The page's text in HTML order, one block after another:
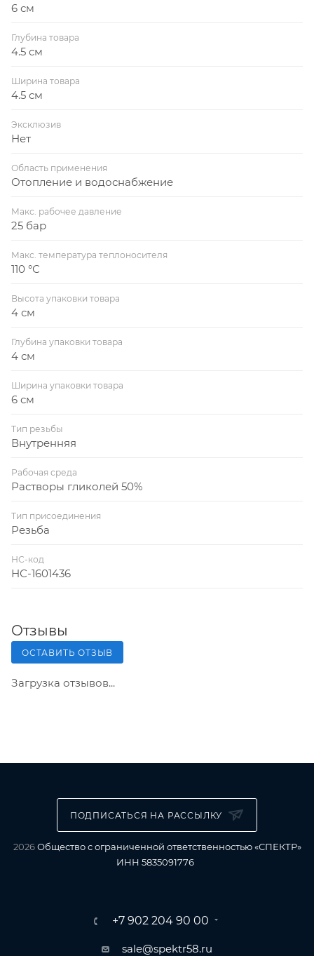
6 см
Глубина товара
4.5 см
Ширина товара
4.5 см
Эксклюзив
Нет
Область применения
Отопление и водоснабжение
Макс. рабочее давление
25 бар
Макс. температура теплоносителя
110 °С
Высота упаковки товара
4 см
Глубина упаковки товара
4 см
Ширина упаковки товара
6 см
Тип резьбы
Внутренняя
Рабочая среда
Растворы гликолей 50%
Тип присоединения
Резьба
НС-код
НС-1601436
Отзывы
ОСТАВИТЬ ОТЗЫВ
Загрузка отзывов...
ПОДПИСАТЬСЯ НА РАССЫЛКУ
2026Общество с ограниченной ответственностью «СПЕКТР»
ИНН 5835091776
+7 902 204 90 00
sale@spektr58.ru